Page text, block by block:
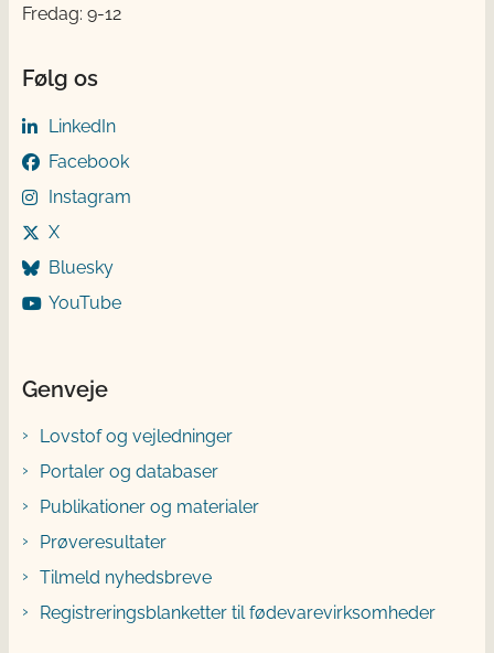
Fredag: 9-12
Følg os
LinkedIn
Facebook
Instagram
X
Bluesky
YouTube
Genveje
Lovstof og vejledninger
Portaler og databaser
Publikationer og materialer
Prøveresultater
Tilmeld nyhedsbreve
Registreringsblanketter til fødevarevirksomheder